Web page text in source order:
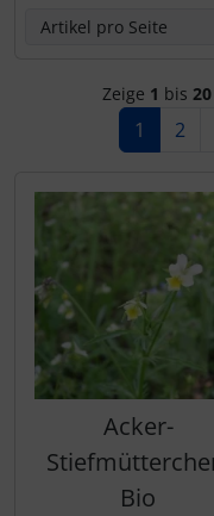
Zeige 1 bis 20
1 2
Acker-
Bio